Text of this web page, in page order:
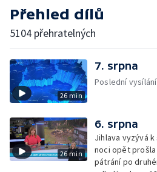
Přehled dílů
5104 přehratelných
26 min
7. srpna
Poslední vysílání
26 min
6. srpna
Jihlava vyzývá
noci opět
pátrání po